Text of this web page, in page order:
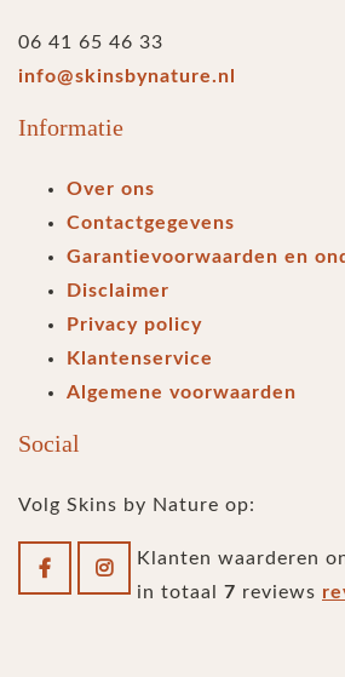
06 41 65 46 33
info@skinsbynature.nl
Informatie
Over ons
Contactgegevens
Garantievoorwaarden en
Disclaimer
Privacy policy
Klantenservice
Algemene voorwaarden
Social
Volg Skins by Nature op:
Klanten waarderen
in totaal 7 reviews